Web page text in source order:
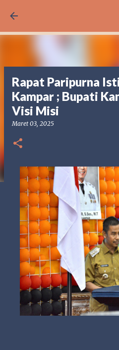
Rapat Paripurna
Kampar ; Bupati
Visi Misi
Maret 03, 2025